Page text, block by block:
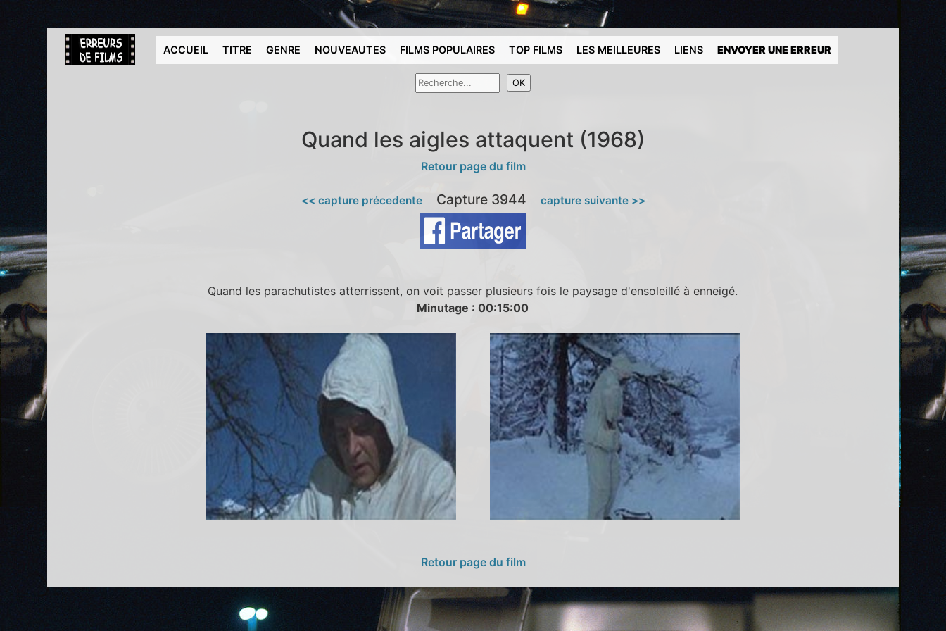
ACCUEIL TITRE GENRE NOUVEAUTES FILMS POPULAIRES TOP FILMS LES MEILLEURES LIENS ENVOYER UNE ERREUR
Quand les aigles attaquent (1968)
Retour page du film
<< capture précedenteCapture 3944 capture suivante >>
Quand les parachutistes atterrissent, on voit passer plusieurs fois le paysage d'ensoleillé à enneigé.
Minutage : 00:15:00
Retour page du film